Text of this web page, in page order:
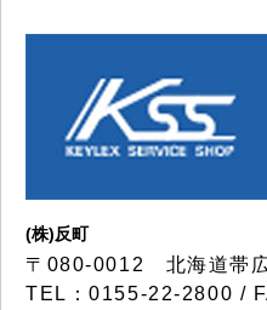
(株)反町
〒080-0012 北海道帯
TEL：0155-22-2800 /